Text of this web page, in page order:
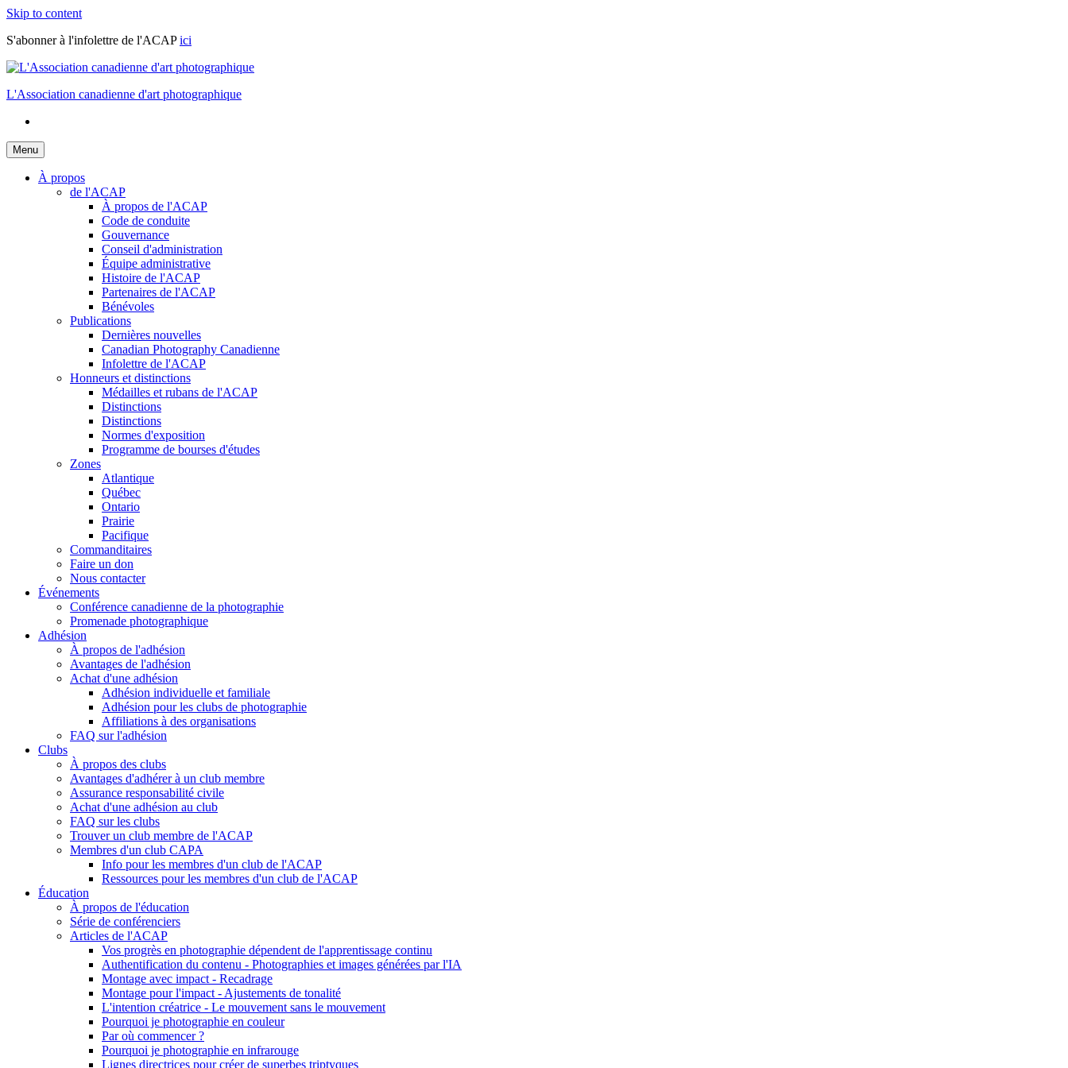
Skip to content
S'abonner à l'infolettre de l'ACAPici
L'Association canadienne d'art photographique
Menu
À propos
de l'ACAP
À propos de l'ACAP
Code de conduite
Gouvernance
Conseil d'administration
Équipe administrative
Histoire de l'ACAP
Partenaires de l'ACAP
Bénévoles
Publications
Dernières nouvelles
Canadian Photography Canadienne
Infolettre de l'ACAP
Honneurs et distinctions
Médailles et rubans de l'ACAP
Distinctions
Distinctions
Normes d'exposition
Programme de bourses d'études
Zones
Atlantique
Québec
Ontario
Prairie
Pacifique
Commanditaires
Faire un don
Nous contacter
Événements
Conférence canadienne de la photographie
Promenade photographique
Adhésion
À propos de l'adhésion
Avantages de l'adhésion
Achat d'une adhésion
Adhésion individuelle et familiale
Adhésion pour les clubs de photographie
Affiliations à des organisations
FAQ sur l'adhésion
Clubs
À propos des clubs
Avantages d'adhérer à un club membre
Assurance responsabilité civile
Achat d'une adhésion au club
FAQ sur les clubs
Trouver un club membre de l'ACAP
Membres d'un club CAPA
Info pour les membres d'un club de l'ACAP
Ressources pour les membres d'un club de l'ACAP
Éducation
À propos de l'éducation
Série de conférenciers
Articles de l'ACAP
Vos progrès en photographie dépendent de l'apprentissage continu
Authentification du contenu - Photographies et images générées par l'IA
Montage avec impact - Recadrage
Montage pour l'impact - Ajustements de tonalité
L'intention créatrice - Le mouvement sans le mouvement
Pourquoi je photographie en couleur
Par où commencer ?
Pourquoi je photographie en infrarouge
Lignes directrices pour créer de superbes triptyques